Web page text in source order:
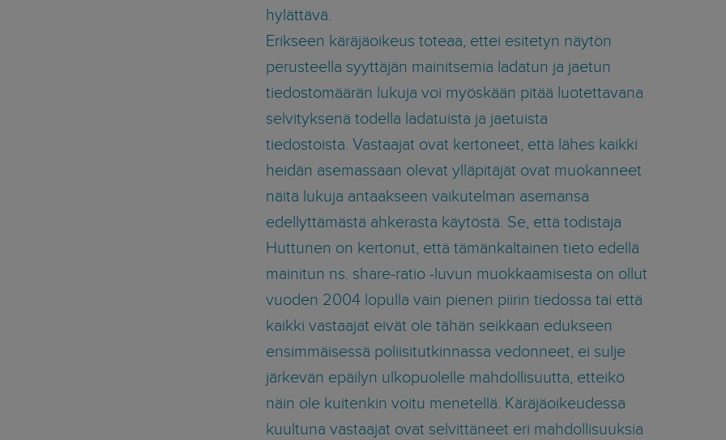
hylättävä.
Erikseen käräjäoikeus toteaa, ettei esitetyn näytön
perusteella syyttäjän mainitsemia ladatun ja jaetun
tiedostomäärän lukuja voi myöskään pitää luotettavana
selvityksenä todella ladatuista ja jaetuista
tiedostoista. Vastaajat ovat kertoneet, että lähes kaikki
heidän asemassaan olevat ylläpitäjät ovat muokanneet
näitä lukuja antaakseen vaikutelman asemansa
edellyttämästä ahkerasta käytöstä. Se, että todistaja
Huttunen on kertonut, että tämänkaltainen tieto edellä
mainitun ns. share-ratio -luvun muokkaamisesta on ollut
vuoden 2004 lopulla vain pienen piirin tiedossa tai että
kaikki vastaajat eivät ole tähän seikkaan edukseen
ensimmäisessä poliisitutkinnassa vedonneet, ei sulje
järkevän epäilyn ulkopuolelle mahdollisuutta, etteikö
näin ole kuitenkin voitu menetellä. Käräjäoikeudessa
kuultuna vastaajat ovat selvittäneet eri mahdollisuuksia